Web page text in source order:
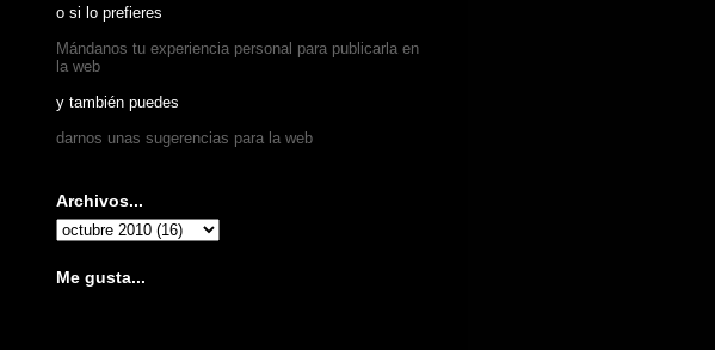
o si lo prefieres
Mándanos tu experiencia personal para publicarla en
la web
y también puedes
darnos unas sugerencias para la web
Archivos...
Me gusta...